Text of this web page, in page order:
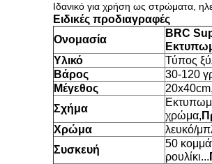
Ιδανικό για χρήση ως στρώματα,
Ειδικές προδιαγραφές
Ονομασία
BRC
Υλικό
Τύπος
Βάρος
30-120
Μέγεθος
Σχήμα
χρώμα,
Χρώμα
λευκό/
Συσκευή
50
ρουλίκι...